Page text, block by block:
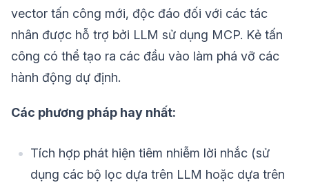
vector tấn công mới, độc đáo đối với các tác
nhân được hỗ trợ bởi LLM sử dụng MCP. Kẻ tấn
công có thể tạo ra các đầu vào làm phá vỡ các
hành động dự định.
Các phương pháp hay nhất:
Tích hợp phát hiện tiêm nhiễm lời nhắc (sử
dụng các bộ lọc dựa trên LLM hoặc dựa trên